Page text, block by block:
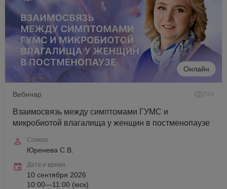
Онлайн
Вебинар 534
Взаимосвязь между симптомами ГУМС и
микробиотой влагалища у женщин в постменопаузе
Спикер
Юренева С.В.
Дата и время
10 сентября 2026
10:00—11:00 (мск)